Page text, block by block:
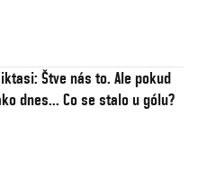
Štve nás to. Ale pokud
dnes... Co se stalo u gólu?